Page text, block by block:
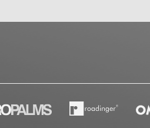
Lieferant und B2B-Partner.